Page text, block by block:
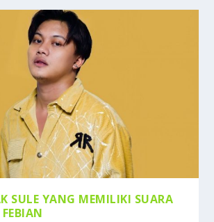
SULE YANG MEMILIKI SUARA